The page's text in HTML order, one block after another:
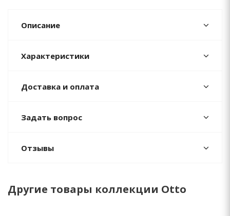
Описание
Характеристики
Доставка и оплата
Задать вопрос
Отзывы
Другие товары коллекции Otto